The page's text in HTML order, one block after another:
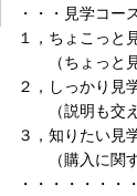
・・・見学コー
１，ちょこっ
（ちょっと見
２，しっかり
（説明も交え
３，知りたい
（購入に関す
・・・・・・・